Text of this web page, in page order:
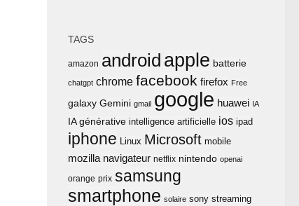
TAGS
amazon android apple batterie
chatgpt chrome facebook firefox Free
galaxy Gemini gmail google huawei IA
IA générative intelligence artificielle ios ipad
iphone Linux Microsoft mobile
mozilla navigateur netflix nintendo openai
orange prix samsung
smartphone solaire sony streaming